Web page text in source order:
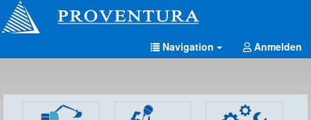
Navigation Anmelden